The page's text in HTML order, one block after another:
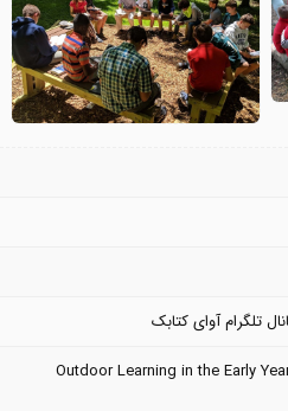
تلگرام آوای کتابک
Outdoor Learning in the Early